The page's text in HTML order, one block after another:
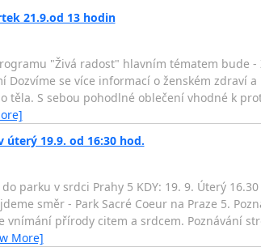
21.9.od 13 hodin
"Živá radost" hlavním tématem bude -
Dozvíme se více informací o ženském zdraví
S sebou pohodlné oblečení vhodné k
úterý 19.9. od 16:30 hod.
parku v srdci Prahy 5 KDY: 19. 9. Úterý
směr - Park Sacré Coeur na Praze 5.
vnímání přírody citem a srdcem. Poznávání
More]